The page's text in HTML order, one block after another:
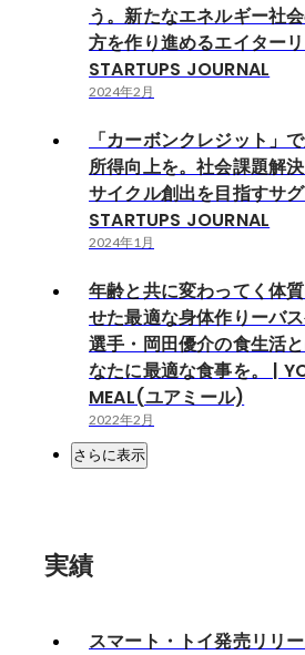
う。新たなエネルギー社
方を作り進めるエイターリ
STARTUPS JOURNAL
2024年2月
「カーボンクレジット」
所得向上を。社会課題解
サイクル創出を目指すサグ
STARTUPS JOURNAL
2024年1月
年齢と共に変わってく体
せた最適な身体作りーバ
選手・岡田優介の食生活
なたに最適な食事を。 |
MEAL(ユアミール)
2022年2月
さらに表示
実績
スマート・トイ発売リリ